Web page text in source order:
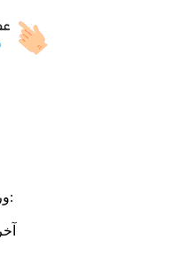
ورودی امروز از موتور های جست . جو: